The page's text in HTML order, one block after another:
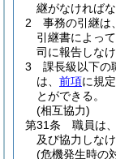
継がなければな
2
事務の引継は
引継書によっ
司に報告しな
3
課長級以下の
は、 前項に規
とができる。
(相互協力)
第31条
職員は
及び協力しな
(危機発生時の